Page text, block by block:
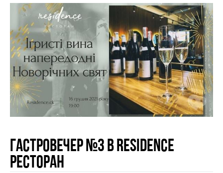
Гастровечер №3 в Residence
ресторан